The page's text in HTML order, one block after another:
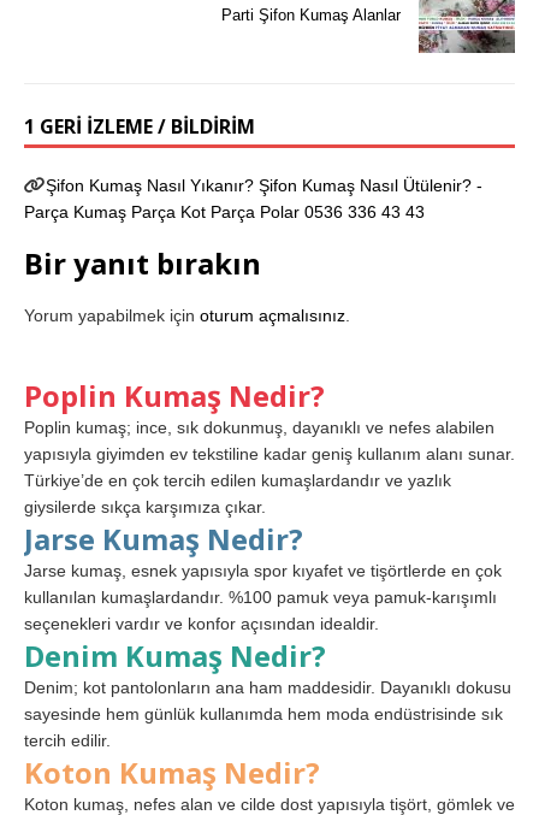
Parti Şifon Kumaş Alanlar
1 GERI IZLEME / BILDIRIM
Şifon Kumaş Nasıl Yıkanır? Şifon Kumaş Nasıl Ütülenir? -
Parça Kumaş Parça Kot Parça Polar 0536 336 43 43
Bir yanıt bırakın
Yorum yapabilmek için oturum açmalısınız
Poplin Kumaş Nedir?
Poplin kumaş; ince, sık dokunmuş, dayanıklı ve nefes alabilen
yapısıyla giyimden ev tekstiline kadar geniş kullanım alanı sunar.
Türkiye’de en çok tercih edilen kumaşlardandır ve yazlık
giysilerde sıkça karşımıza çıkar.
Jarse Kumaş Nedir?
Jarse kumaş, esnek yapısıyla spor kıyafet ve tişörtlerde en çok
kullanılan kumaşlardandır. %100 pamuk veya pamuk-karışımlı
seçenekleri vardır ve konfor açısından idealdir.
Denim Kumaş Nedir?
Denim; kot pantolonların ana ham maddesidir. Dayanıklı dokusu
sayesinde hem günlük kullanımda hem moda endüstrisinde sık
tercih edilir.
Koton Kumaş Nedir?
Koton kumaş, nefes alan ve cilde dost yapısıyla tişört, gömlek ve